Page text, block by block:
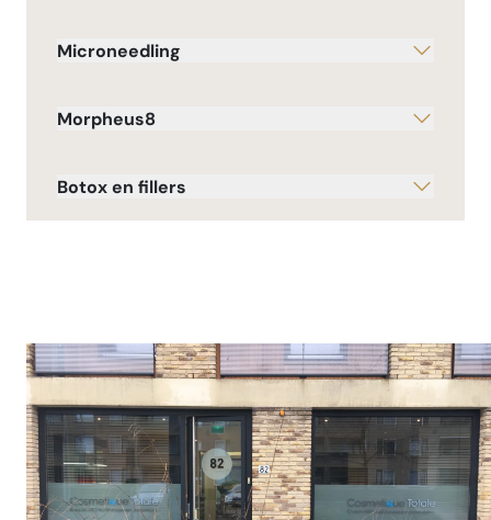
Microneedling
Morpheus8
Botox en fillers